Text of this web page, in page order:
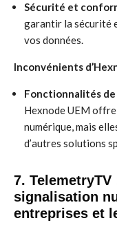
Sécurité et
garantir la sécurité
vos données.
Inconvénients
Fonctionnalités
Hexnode UEM
numérique, mais
d’autres solutions
7.
signalisation
entreprises et